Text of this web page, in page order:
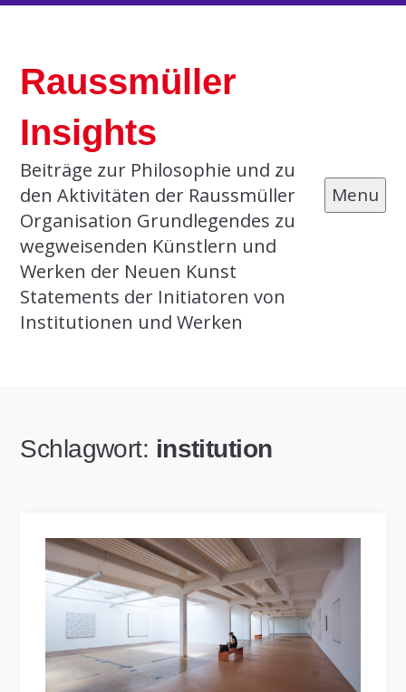
Skip
content
Raussmüller
Insights
Beiträge zur Philosophie und zu
den Aktivitäten der Raussmüller
Organisation Grundlegendes zu
wegweisenden Künstlern und
Werken der Neuen Kunst
Statements der Initiatoren von
Institutionen und Werken
Menu
Schlagwort: institution